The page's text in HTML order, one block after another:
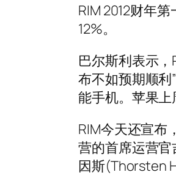
RIM 2012财年
12%。
巴尔斯利表示
布不如预期顺利
能手机。苹果上
RIM今天还宣布
营的首席运营官
因斯(Thorsten